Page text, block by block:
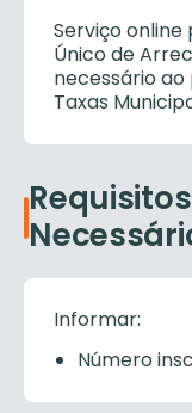
Serviço
Único de
necessário
Taxas
Informar:
Número